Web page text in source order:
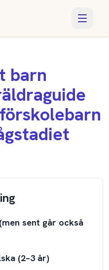
barn
sent går också
(2–3 år)